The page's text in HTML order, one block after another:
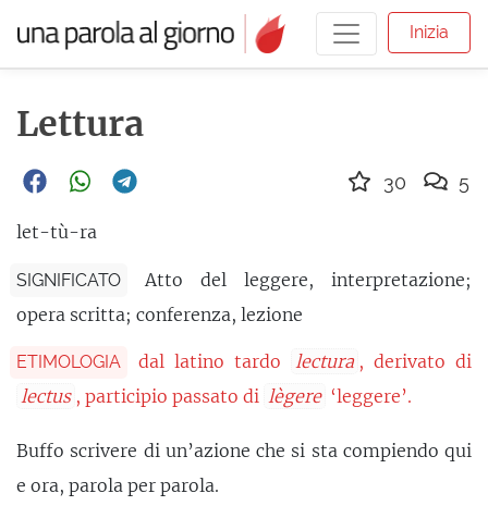
Inizia
Lettura
let-tù-ra
SIGNIFICATO
Atto del leggere, interpretazione;
opera scritta; conferenza, lezione
ETIMOLOGIA dal latino tardo lectura , derivato di
lectus , participio passato di lègere ‘leggere’.
Buffo scrivere di un’azione che si sta compiendo qui
e ora, parola per parola.
30 5